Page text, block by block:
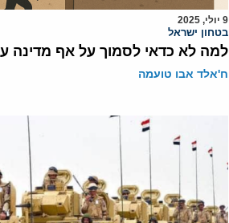
9 יולי, 2025
בטחון ישראל
למה לא כדאי לסמוך על אף מדינה
ח'אלד אבו טועמה